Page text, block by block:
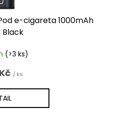
e-cigareta 1000mAh
Black
(>3 ks)
/ ks